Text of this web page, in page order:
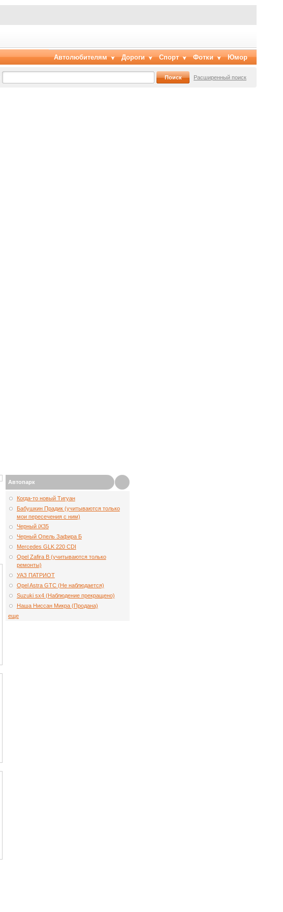
Автолюбителям Дороги Спорт Фотки Юмор
Расширенный поиск
Автопарк
Когда-то новый Тигуан
Бабушкин Прадик (учитываются только
мои пересечения с ним)
Черный iX35
Черный Опель Зафира Б
Mercedes GLK 220 CDI
Opel Zafira B (учитываются только
ремонты)
УАЗ ПАТРИОТ
Opel Astra GTC (Не наблюдается)
Suzuki sx4 (Наблюдение прекращено)
Наша Ниссан Микра (Продана)
еще